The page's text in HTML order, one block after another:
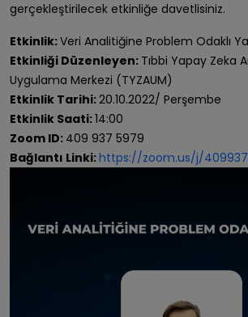
gerçekleştirilecek etkinliğe davetlisiniz.
Etkinlik:Veri Analitiğine Problem Odaklı
Etkinliği Düzenleyen: Tıbbi Yapay Zeka
Uygulama Merkezi (TYZAUM)
Etkinlik Tarihi:20.10.2022/ Perşembe
Etkinlik Saati:14:00
Zoom ID: 409 937 5979
Bağlantı Linki:https://zoom.us/j/